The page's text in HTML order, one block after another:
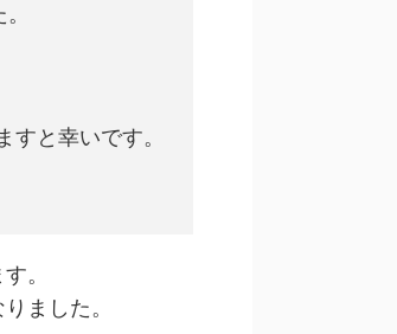
と幸いです。
。
ました。